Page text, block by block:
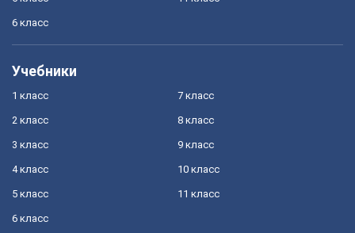
6 класс
Учебники
1 класс
2 класс
3 класс
4 класс
5 класс
6 класс
7 класс
8 класс
9 класс
10 класс
11 класс